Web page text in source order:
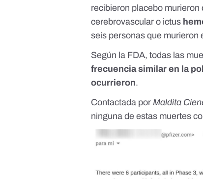
recibieron placebo murieron
cerebrovascular o ictus
seis personas que murieron
Según la FDA, todas las
frecuencia similar en la
ocurrieron.
Contactada porMaldita
ninguna de estas muertes